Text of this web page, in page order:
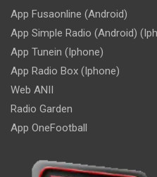
App Fusaonline (Android)
App Simple Radio (Android)
App Tunein (Iphone)
App Radio Box (Iphone)
Web ANII
Radio Garden
App OneFootball